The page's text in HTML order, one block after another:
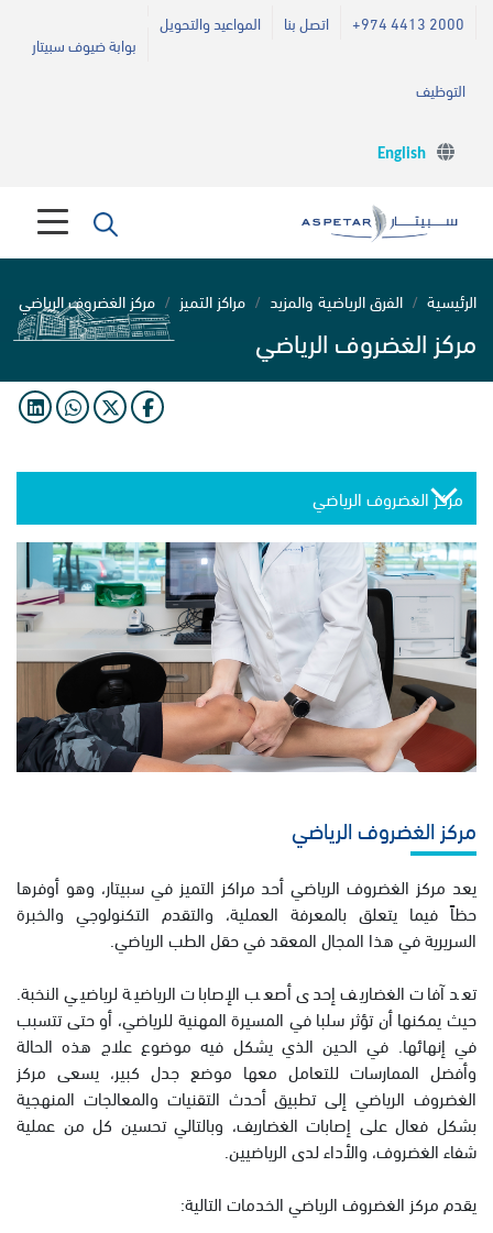
+974 4413 2000 اتصل بنا
المواعيد والتحويل
بوابة ضيوف سبيتار
التوظيف
English
الرئيسية الفرق الرياضية والمزيد مراكز التميز مركز الغضروف الرياضي
مركز الغضروف الرياضي
مركز الغضروف الرياضي
مركز الغضروف الرياضي
يعد مركز الغضروف الرياضي أحد مراكز التميز في سبيتار، وهو أوفرها
حظاً فيما يتعلق بالمعرفة العملية، والتقدم التكنولوجي والخبرة
السريرية في هذا المجال المعقد في حقل الطب الرياضي.
تعد آفات الغضاريف إحدى أصعب الإصابات الرياضية لرياضيي النخبة.
حيث يمكنها أن تؤثر سلبا في المسيرة المهنية للرياضي، أو حتى تتسبب
في إنهائها. في الحين الذي يشكل فيه موضوع علاج هذه الحالة
وأفضل الممارسات للتعامل معها موضع جدل كبير، يسعى مركز
الغضروف الرياضي إلى تطبيق أحدث التقنيات والمعالجات المنهجية
بشكل فعال على إصابات الغضاريف، وبالتالي تحسين كل من عملية
شفاء الغضروف، والأداء لدى الرياضيين.
يقدم مركز الغضروف الرياضي الخدمات التالية: